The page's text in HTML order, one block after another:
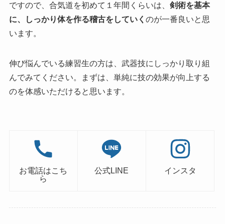
ですので、合気道を初めて１年間くらいは、 剣術を基本
に、しっかり体を作る稽古をしていく のが一番良いと思
います。
伸び悩んでいる練習生の方は、武器技にしっかり取り組
んでみてください。まずは、単純に技の効果が向上する
のを体感いただけると思います。
お電話はこち
ら
公式LINE インスタ